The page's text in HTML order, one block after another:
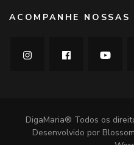
ACOMPANHE NOSSAS
DigaMaria® Todos os
Desenvolvido por